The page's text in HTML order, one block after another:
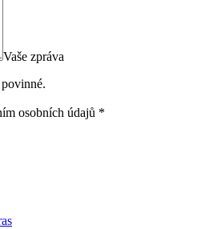
Vaše zpráva
osobních údajů *